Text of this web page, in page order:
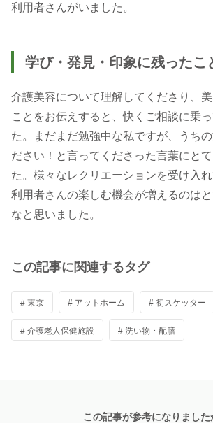
利用者さんがいました。
学び・発見・印象に残ったこ
介護美容について理解してくださり、
ことをお伝えすると、快くご相談に乗
た。まだまだ勉強中な私ですが、うち
ださい！と言ってくださった言葉にと
た。様々なレクリエーションを受け入れ
利用者さんの楽しむ機会が増えるのは
なと思いました。
この記事に関連するタグ
# 東京 # アットホーム # 初スケッター
# 介護老人保健施設 # 洗い物・配膳
この記事が参考になりました